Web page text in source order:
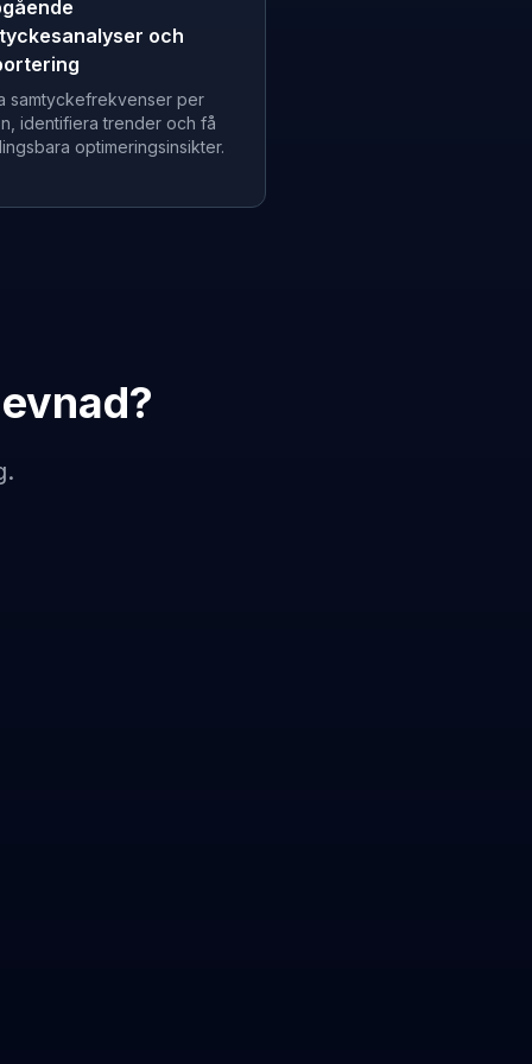
och
samtyckefrekvenser per
identifiera trender och få
optimeringsinsikter.